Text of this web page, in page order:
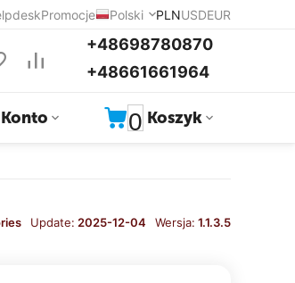
Promocje Polski PLNUSDEUR
+48698780870
+48661661964
0 Koszyk
Konto
Update: 2025-12-04 Wersja: 1.1.3.5